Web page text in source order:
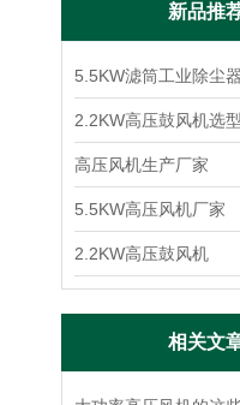
新品推
5.5KW滤筒工业除尘器
2.2KW高压鼓风机选型
高压风机生产厂家
5.5KW高压风机厂家
2.2KW高压鼓风机
相关文